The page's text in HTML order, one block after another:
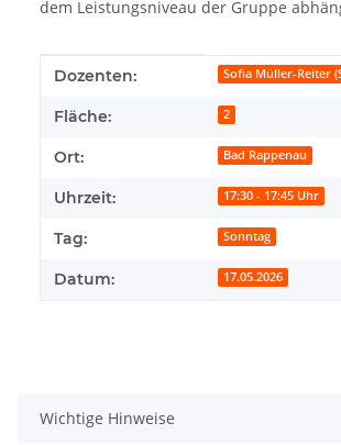
dem Leistungsniveau der Gruppe
Produkteigenschaft
Wert
Dozenten: Sofia Müller-Reiter
Fläche: 2
Ort: Bad Rappenau
Uhrzeit: 17:30 - 17:45 Uhr
Tag: Sonntag
Datum: 17.05.2026
Wichtige Hinweise